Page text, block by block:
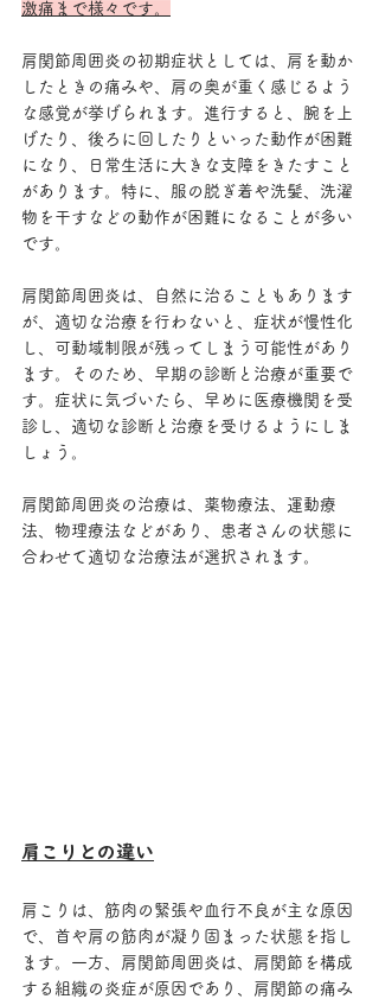
激痛まで様々です。
肩関節周囲炎の初期症状としては、肩を動か
したときの痛みや、肩の奥が重く感じるよう
な感覚が挙げられます。進行すると、腕を上
げたり、後ろに回したりといった動作が困難
になり、日常生活に大きな支障をきたすこと
があります。特に、服の脱ぎ着や洗髪、洗濯
物を干すなどの動作が困難になることが多い
です。
肩関節周囲炎は、自然に治ることもあります
が、適切な治療を行わないと、症状が慢性化
し、可動域制限が残ってしまう可能性があり
ます。そのため、早期の診断と治療が重要で
す。症状に気づいたら、早めに医療機関を受
診し、適切な診断と治療を受けるようにしま
しょう。
肩関節周囲炎の治療は、薬物療法、運動療
法、物理療法などがあり、患者さんの状態に
合わせて適切な治療法が選択されます。
肩こりとの違い
肩こりは、筋肉の緊張や血行不良が主な原因
で、首や肩の筋肉が凝り固まった状態を指し
ます。一方、肩関節周囲炎は、肩関節を構成
する組織の炎症が原因であり、肩関節の痛み